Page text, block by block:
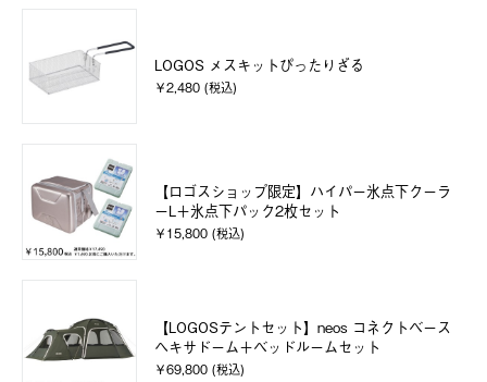
LOGOS メスキットぴったりざる
￥2,480 (税込)
【ロゴスショップ限定】ハイパー氷点下クーラ
ーL＋氷点下パック2枚セット
￥15,800 (税込)
【LOGOSテントセット】neos コネクトベース
ヘキサドーム＋ベッドルームセット
￥69,800 (税込)